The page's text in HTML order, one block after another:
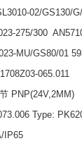
SL3010-02/
275/300
MU/GS80/01
065.011
节
Type:
IP65